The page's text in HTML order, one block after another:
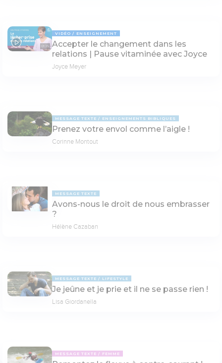
01:35
VIDÉO ENSEIGNEMENT
Accepter le changement dans les
relations | Pause vitaminée avec Joyce
Joyce Meyer
MESSAGE TEXTE ENSEIGNEMENTS BIBLIQUES
Prenez votre envol comme l’aigle !
Corinne Montout
MESSAGE TEXTE
Avons-nous le droit de nous embrasser
?
Hélène Cazaban
MESSAGE TEXTE LIFESTYLE
Je jeûne et je prie et il ne se passe rien !
Lisa Giordanella
MESSAGE TEXTE FEMME